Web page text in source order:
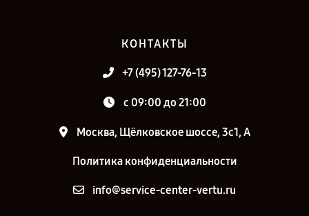
КОНТАКТЫ
+7 (495) 127-76-13
c 09:00 до 21:00
Москва, Щёлковское шоссе, 3с1, А
Политика конфиденциальности
info@service-center-vertu.ru